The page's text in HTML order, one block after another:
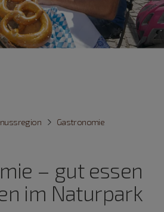
Gastronomie
– gut essen
im Naturpark